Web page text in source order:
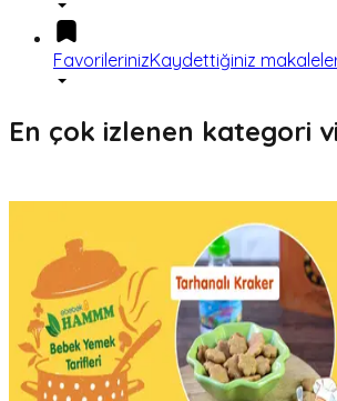
FavorilerinizKaydettiğiniz
En çok izlenen kategori